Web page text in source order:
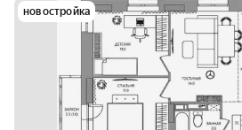
новостройка